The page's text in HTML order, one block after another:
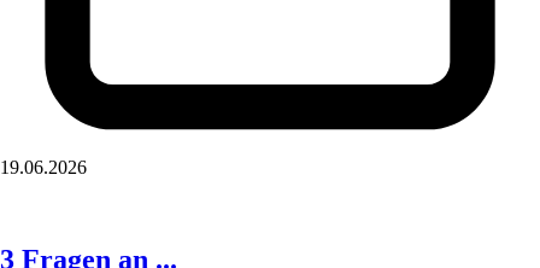
19.06.2026
3 Fragen an ...